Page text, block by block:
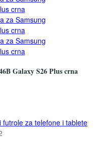
Galaxy S26 Plus crna
futrole za telefone i tablete